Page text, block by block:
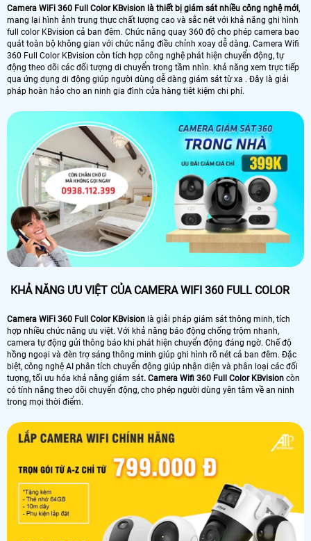
Camera WiFi 360 Full Color KBvision là thiết bị giám sát nhiều công nghệ mới,
mang lại hình ảnh trung thực chất lượng cao và sắc nét với khả năng ghi hình
full color KBvision cả ban đêm. Chức năng quay 360 độ cho phép camera bao
quát toàn bộ không gian với chức năng điều chỉnh xoay dễ dàng. Camera Wifi
360 Full Color KBvision còn tích hợp công nghệ phát hiện chuyển động, tự
động theo dõi các đối tượng di chuyển trong tầm nhìn. khả năng xem trực tiếp
qua ứng dụng di động giúp người dùng dễ dàng giám sát từ xa . Đây là giải
pháp hoàn hảo cho an ninh gia đình cửa hàng tiêt kiệm chi phí.
KHẢ NĂNG ƯU VIỆT CỦA CAMERA WIFI 360 FULL COLOR
Camera WiFi 360 Full Color KBvision là giải pháp giám sát thông minh, tích
hợp nhiều chức năng ưu việt. Với khả năng báo động chống trộm nhanh,
camera tự động gửi thông báo khi phát hiện chuyển động đáng ngờ. Chế độ
hồng ngoại và đèn trợ sáng thông minh giúp ghi hình rõ nét cả ban đêm. Đặc
biệt, công nghệ AI phân tích chuyển động giúp nhận diện và phân loại các đối
tượng, tối ưu hóa khả năng giám sát. Camera Wifi 360 Full Color KBvision còn
có tính năng theo dõi chuyển động, cho phép người dùng yên tâm về an ninh
trong mọi thời điểm.